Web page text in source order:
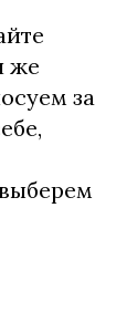
же
за